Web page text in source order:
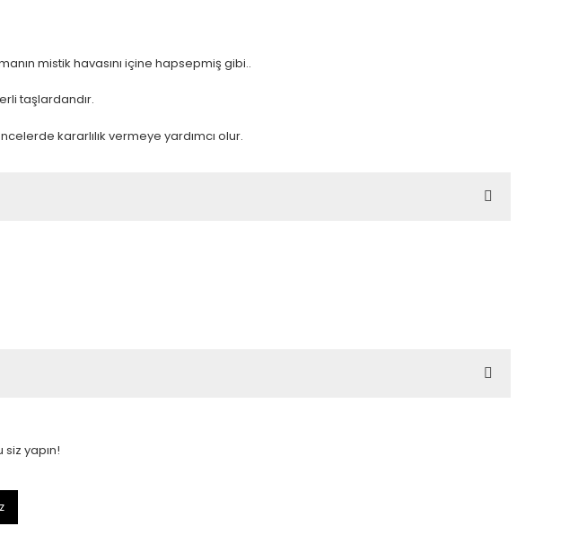
mistik havasını içine hapsepmiş gibi..
taşlardandır.
kararlılık vermeye yardımcı olur.
yapın!